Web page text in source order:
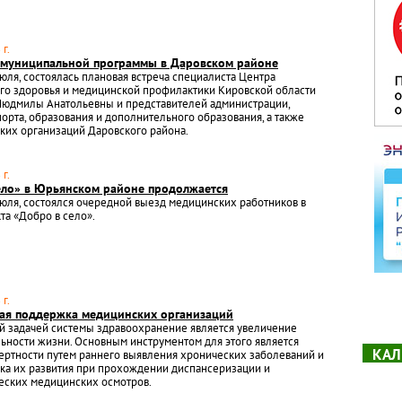
программы в Даровском районе
состоялась плановая встреча специалиста Центра
здоровья и медицинской профилактики Кировской области
Анатольевны и представителей администрации,
образования и дополнительного образования, а также
организаций Даровского района.
в Юрьянском районе продолжается
состоялся очередной выезд медицинских работников в
«Добро в село».
поддержка медицинских организаций
задачей системы здравоохранение является увеличение
жизни. Основным инструментом для этого является
путем раннего выявления хронических заболеваний и
их развития при прохождении диспансеризации и
медицинских осмотров.